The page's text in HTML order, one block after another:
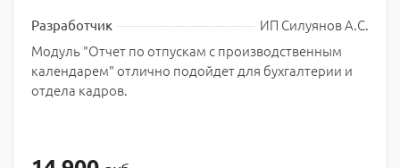
Разработчик
ИП Силуянов А.С.
Модуль "Отчет по отпускам с производственным
календарем" отлично подойдет для бухгалтерии и
отдела кадров.